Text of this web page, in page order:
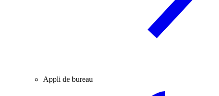
Appli de bureau